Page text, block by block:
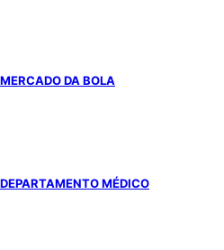
MERCADO DA BOLA
DEPARTAMENTO MÉDICO